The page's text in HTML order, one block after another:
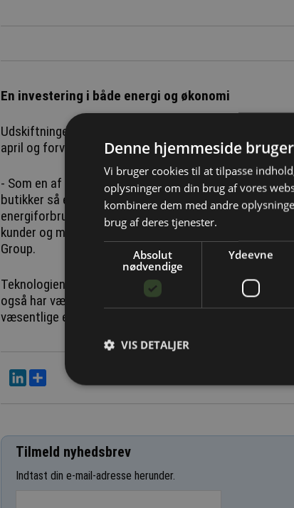
En investering i både energi og økonomi
Udskiftningen af lyskilderne i Bilka og føtex-butikkerne
april og forventes færdiggjort inden julehandlen i år.
- Som en af Danmarks største dagligvarekoncerner
butikker så energieffektivt som muligt. Ved at
energiforbrug, samtidig med at vi bevarer den samme
kunder og medarbejdere i butikkerne, siger Peter Juul,
Group.
Teknologien inden for LED-belysning udvikler sig
også har været tidligt ude og skiftet til LED-rør for 8-
væsentlige energibesparelser ved at opgradere til den
LinkedIn
Tilmeld nyhedsbrev
Indtast din e-mail-adresse herunder.
Denne hjemmeside
Vi bruger cookies til at tilpasse
oplysninger om din brug af vores
kombinere dem med andre
brug af deres tjenester.
Absolut
nødvendige
Ydeevne
VIS DETALJER